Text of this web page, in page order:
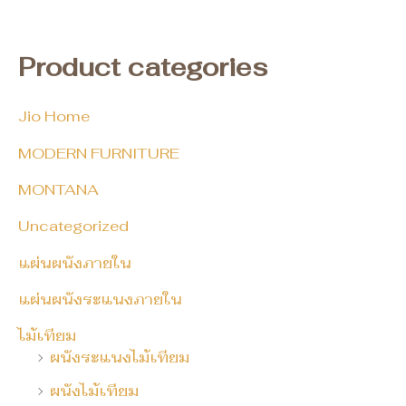
Product categories
Jio Home
MODERN FURNITURE
MONTANA
Uncategorized
แผ่นผนังภายใน
แผ่นผนังระแนงภายใน
ไม้เทียม
ผนังระแนงไม้เทียม
ผนังไม้เทียม